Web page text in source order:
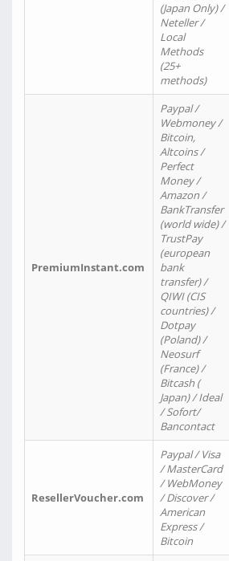
(Japan Only) /
Neteller /
Local
Methods
(25+
methods)
PremiumInstant.com
Paypal /
Webmoney /
Bitcoin,
Altcoins /
Perfect
Money /
Amazon /
BankTransfer
(world wide) /
TrustPay
(european
bank
transfer) /
QIWI (CIS
countries) /
Dotpay
(Poland) /
Neosurf
(France) /
Bitcash (
Japan) / Ideal
/ Sofort/
Bancontact
ResellerVoucher.com
Paypal / Visa
/ MasterCard
/ WebMoney
/ Discover /
American
Express /
Bitcoin